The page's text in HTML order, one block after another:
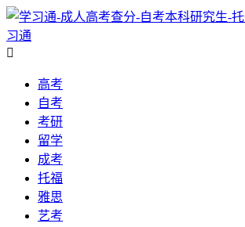
习通

高考
自考
考研
留学
成考
托福
雅思
艺考